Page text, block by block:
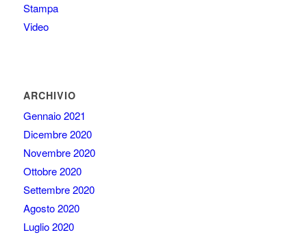
Stampa
Video
ARCHIVIO
Gennaio 2021
Dicembre 2020
Novembre 2020
Ottobre 2020
Settembre 2020
Agosto 2020
Luglio 2020